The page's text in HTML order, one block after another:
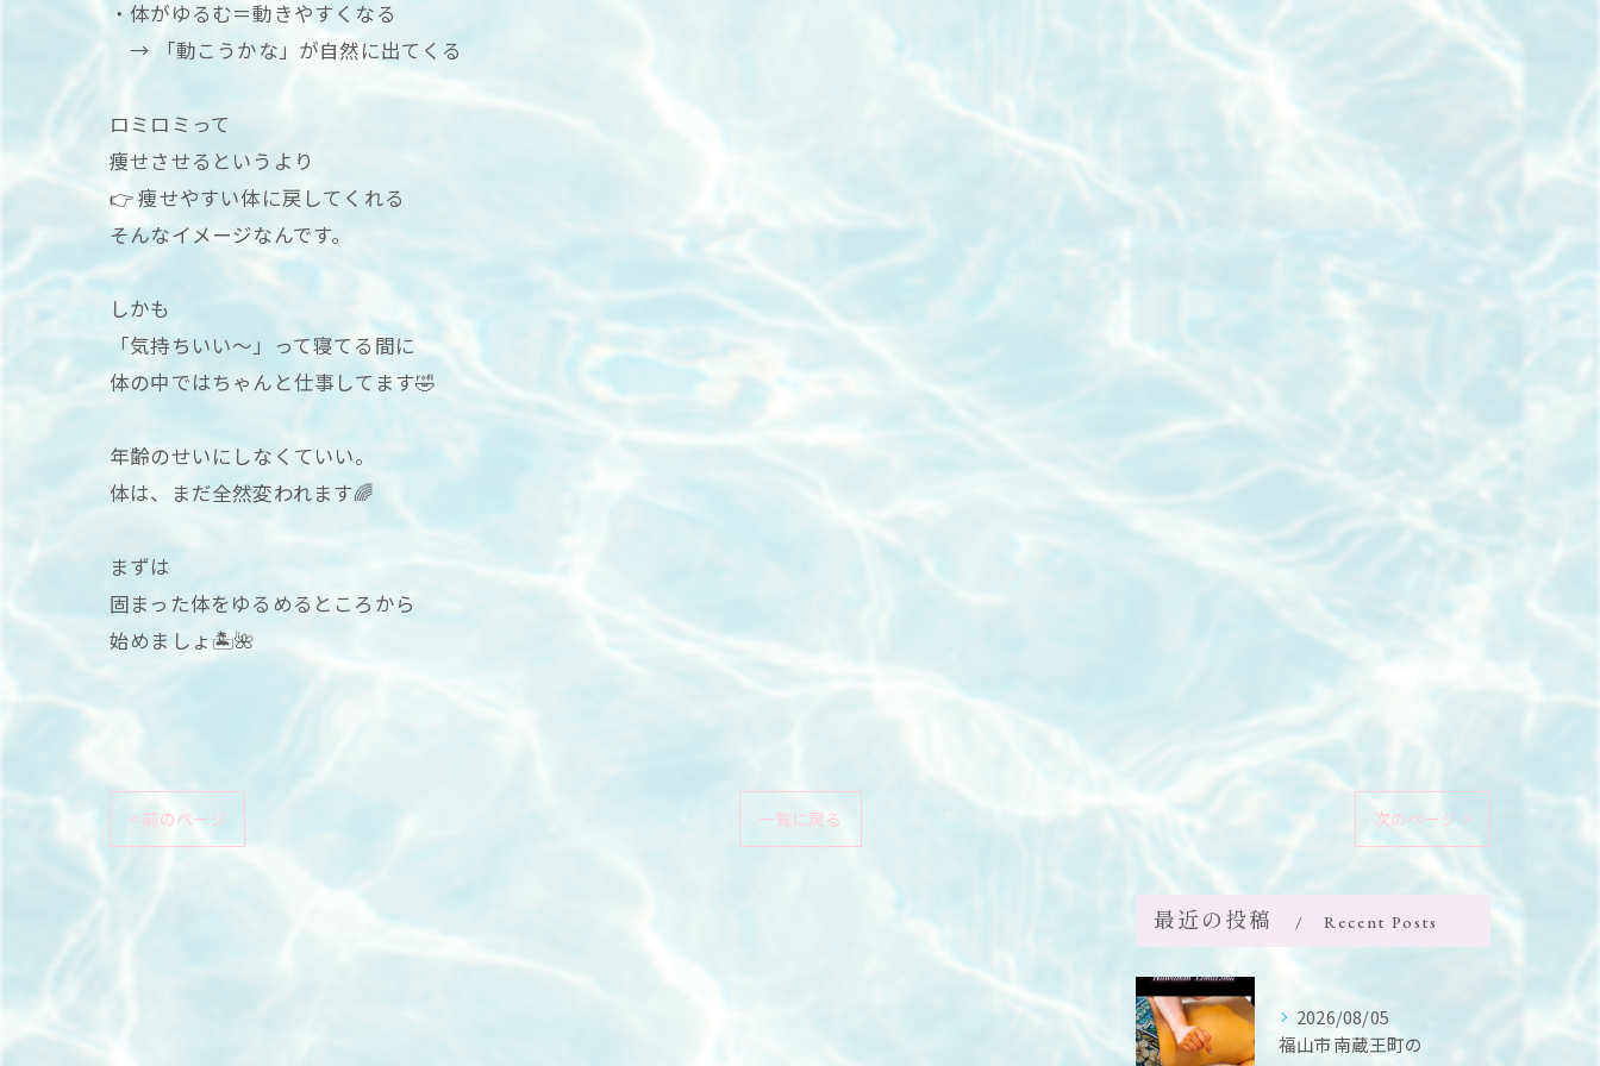
・体がゆるむ＝動きやすくなる
→ 「動こうかな」が自然に出てくる
ロミロミって
痩せさせるというより
👉 痩せやすい体に戻してくれる
そんなイメージなんです。
しかも
「気持ちいい〜」って寝てる間に
体の中ではちゃんと仕事してます🤣
年齢のせいにしなくていい。
体は、まだ全然変われます🌈
まずは
固まった体をゆるめるところから
始めましょ🏝🌺
< 前のページ 一覧に戻る 次のページ >
最近の投稿 Recent Posts
2026/08/05
福山市南蔵王町の